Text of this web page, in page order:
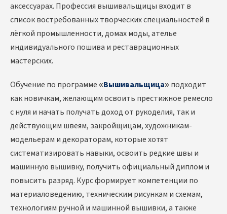
аксессуарах. Профессия вышивальщицы входит в
список востребованных творческих специальностей в
лёгкой промышленности, домах моды, ателье
индивидуального пошива и реставрационных
мастерских.
Обучение по программе «Вышивальщица» подходит
как новичкам, желающим освоить престижное ремесло
с нуля и начать получать доход от рукоделия, так и
действующим швеям, закройщицам, художникам-
модельерам и декораторам, которые хотят
систематизировать навыки, освоить редкие швы и
машинную вышивку, получить официальный диплом и
повысить разряд. Курс формирует компетенции по
материаловедению, техническим рисункам и схемам,
технологиям ручной и машинной вышивки, а также